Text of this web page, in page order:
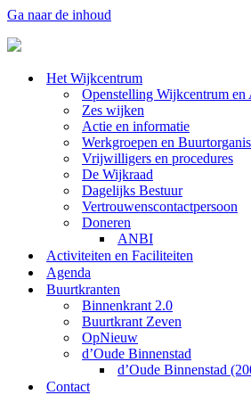
Ga naar de inhoud
Het Wijkcentrum
Openstelling Wijkcentrum
Zes wijken
Actie en informatie
Werkgroepen en
Vrijwilligers en procedures
De Wijkraad
Dagelijks Bestuur
Vertrouwenscontactpersoon
Doneren
ANBI
Activiteiten en Faciliteiten
Agenda
Buurtkranten
Binnenkrant 2.0
Buurtkrant Zeven
OpNieuw
d’Oude Binnenstad
d’Oude Binnenstad
Contact